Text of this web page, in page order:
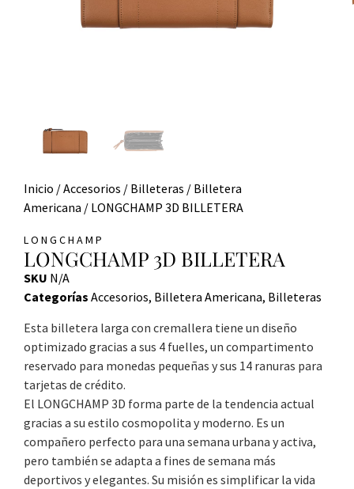
Inicio /Accesorios / Billeteras / Billetera
Americana / LONGCHAMP 3D BILLETERA
LONGCHAMP
LONGCHAMP 3D BILLETERA
SKU N/A
Categorías Accesorios, Billetera Americana, Billeteras
Esta billetera larga con cremallera tiene un diseño
optimizado gracias a sus 4 fuelles, un compartimento
reservado para monedas pequeñas y sus 14 ranuras para
tarjetas de crédito.
El LONGCHAMP 3D forma parte de la tendencia actual
gracias a su estilo cosmopolita y moderno. Es un
compañero perfecto para una semana urbana y activa,
pero también se adapta a fines de semana más
deportivos y elegantes. Su misión es simplificar la vida